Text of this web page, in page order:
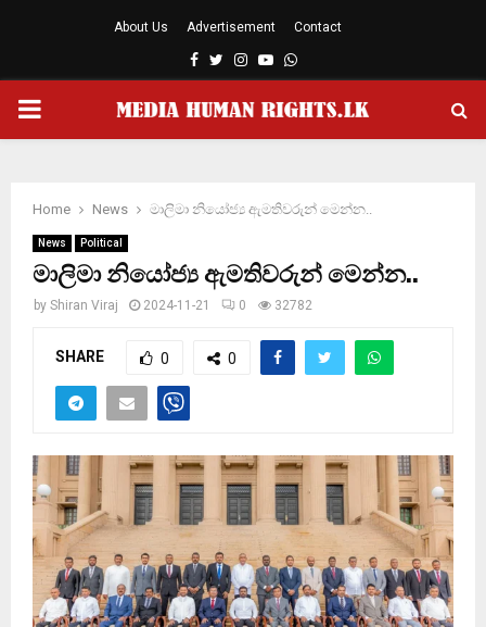
About Us Advertisement Contact
Facebook
TwitterInstagram
YoutubeWhatsapp
PRIMARY
Home News මාලිමා නියෝජ්‍ය ඇමතිවරුන් මෙන්න..
News Political
මාලිමා නියෝජ්‍ය ඇමතිවරුන් මෙන්න..
by Shiran Viraj 2024-11-21 0 32782
SHARE 0 0